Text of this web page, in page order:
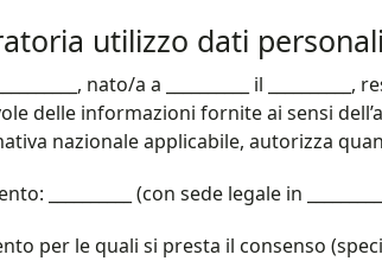
utilizzo dati personali​
nato/a a __________ il __________,
delle informazioni fornite ai sensi
nazionale applicabile, autorizza
__________ (con sede legale in __________,
per le quali si presta il consenso